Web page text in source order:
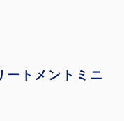
ートメントミニ